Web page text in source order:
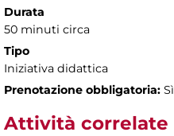
Durata
50 minuti circa
Tipo
Iniziativa didattica
Prenotazione obbligatoria: Sì
Attività correlate